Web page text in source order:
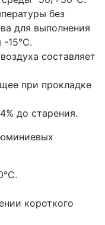
без
для выполнения
-15°С.
составляет
при прокладке
до старения.
короткого